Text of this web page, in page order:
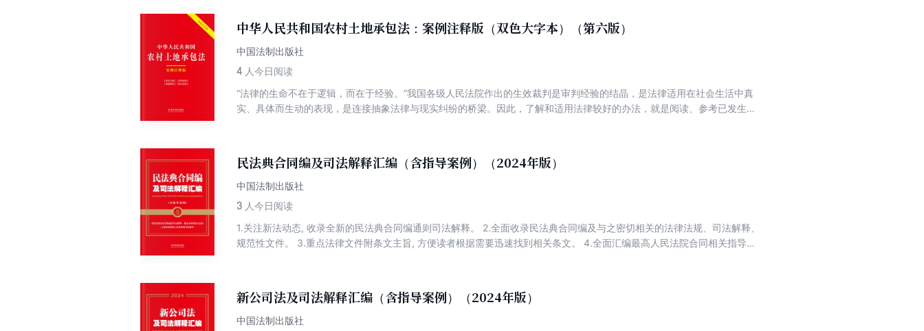
中华人民共和国农村土地承包法：案例注释版（双色大字本）（第六版）
中国法制出版社
4 人今日阅读
“法律的生命不在于逻辑，而在于经验。”我国各级人民法院作出的生效裁判是审判经验的结晶，是法律适用在社会生活中真
实、具体而生动的表现，是连接抽象法律与现实纠纷的桥梁。因此，了解和适用法律较好的办法，就是阅读、参考已发生并
民法典合同编及司法解释汇编（含指导案例）（2024年版）
中国法制出版社
3 人今日阅读
1.关注新法动态, 收录全新的民法典合同编通则司法解释。 2.全面收录民法典合同编及与之密切相关的法律法规、司法解释、
规范性文件。 3.重点法律文件附条文主旨, 方便读者根据需要迅速找到相关条文。 4.全面汇编最高人民法院合同相关指导性
新公司法及司法解释汇编（含指导案例）（2024年版）
中国法制出版社